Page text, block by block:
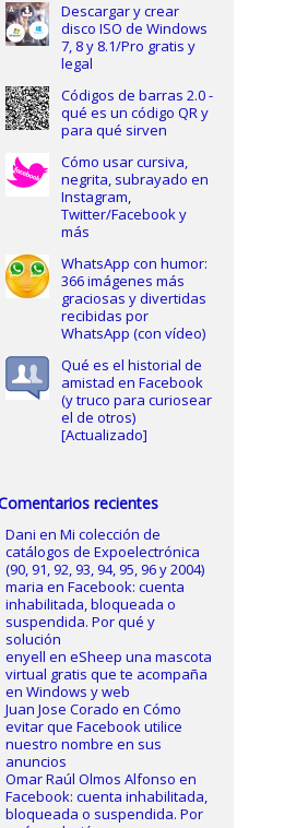
Descargar y crear
disco ISO de Windows
7, 8 y 8.1/Pro gratis y
legal
Códigos de barras 2.0 -
qué es un código QR y
para qué sirven
Cómo usar cursiva,
negrita, subrayado en
Instagram,
Twitter/Facebook y
más
WhatsApp con humor:
366 imágenes más
graciosas y divertidas
recibidas por
WhatsApp (con vídeo)
Qué es el historial de
amistad en Facebook
(y truco para curiosear
el de otros)
[Actualizado]
recientes
Dani enMi colección de
catálogos de Expoelectrónica
(90, 91, 92, 93, 94, 95, 96 y 2004)
maria enFacebook: cuenta
inhabilitada, bloqueada o
suspendida. Por qué y
solución
enyell eneSheep una mascota
virtual gratis que te acompaña
en Windows y web
Juan Jose Corado enCómo
evitar que Facebook utilice
nuestro nombre en sus
anuncios
Omar Raúl Olmos Alfonso en
Facebook: cuenta inhabilitada,
bloqueada o suspendida. Por